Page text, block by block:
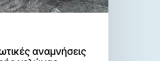
αναμνήσεις